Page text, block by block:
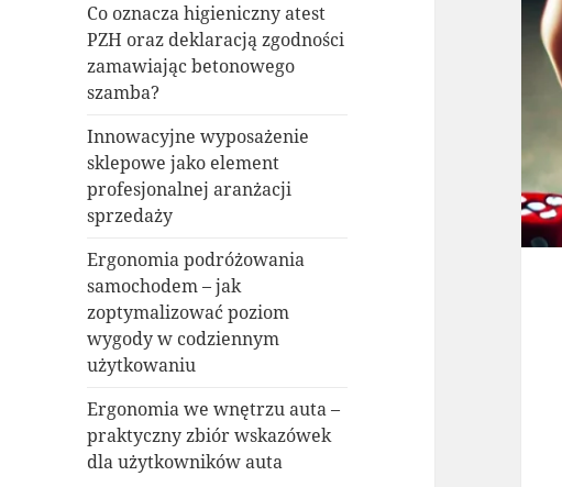
Co oznacza higieniczny atest
PZH oraz deklaracją zgodności
zamawiając betonowego
szamba?
Innowacyjne wyposażenie
sklepowe jako element
profesjonalnej aranżacji
sprzedaży
Ergonomia podróżowania
samochodem – jak
zoptymalizować poziom
wygody w codziennym
użytkowaniu
Ergonomia we wnętrzu auta –
praktyczny zbiór wskazówek
dla użytkowników auta